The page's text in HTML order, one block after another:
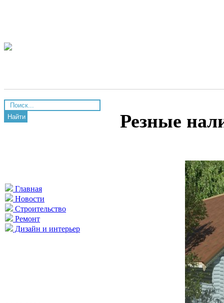
Найти
Главная
Новости
Строительство
Ремонт
Дизайн и интерьер
Резные